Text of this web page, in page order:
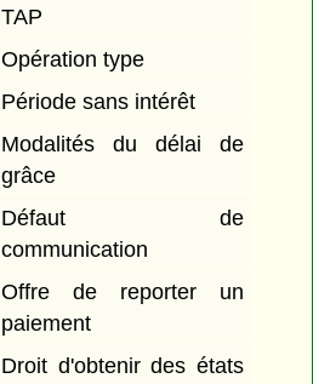
TAP
Opération type
Période sans intérêt
Modalités du délai de
grâce
Défaut de
communication
Offre de reporter un
paiement
Droit d'obtenir des états